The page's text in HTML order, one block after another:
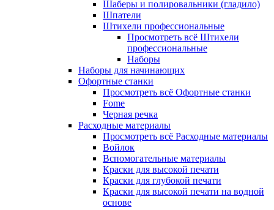
Шаберы и полировальники (гладило)
Шпатели
Штихели профессиональные
Просмотреть всё Штихели
профессиональные
Наборы
Наборы для начинающих
Офортные станки
Просмотреть всё Офортные станки
Fome
Черная речка
Расходные материалы
Просмотреть всё Расходные материалы
Войлок
Вспомогательные материалы
Краски для высокой печати
Краски для глубокой печати
Краски для высокой печати на водной
основе